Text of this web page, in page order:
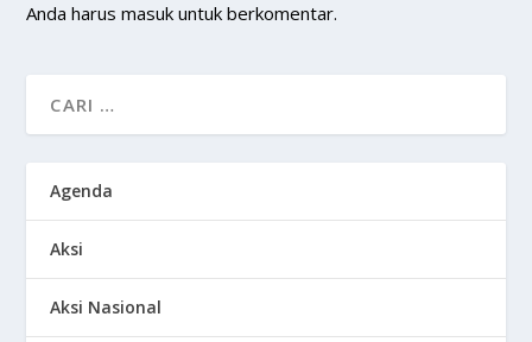
Anda harusmasuk untuk berkomentar.
Agenda
Aksi
Aksi Nasional